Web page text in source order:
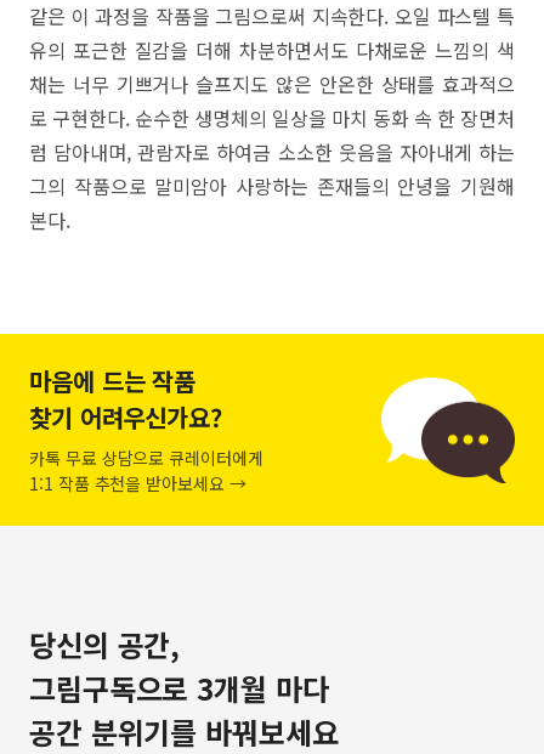
같은 이 과정을 작품을 그림으로써 지속한다. 오일 파스텔 특
유의 포근한 질감을 더해 차분하면서도 다채로운 느낌의 색
채는 너무 기쁘거나 슬프지도 않은 안온한 상태를 효과적으
로 구현한다. 순수한 생명체의 일상을 마치 동화 속 한 장면처
럼 담아내며, 관람자로 하여금 소소한 웃음을 자아내게 하는
그의 작품으로 말미암아 사랑하는 존재들의 안녕을 기원해
본다.
마음에 드는 작품
찾기 어려우신가요?
카톡 무료 상담으로 큐레이터에게
1:1 작품 추천을 받아보세요 →
당신의 공간,
그림구독으로 3개월 마다
공간 분위기를 바꿔보세요